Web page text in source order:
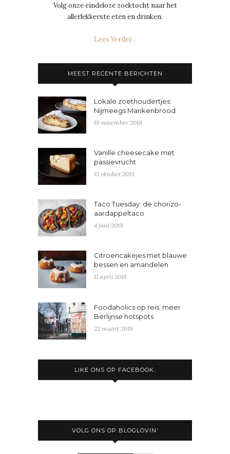
Volg onze eindeloze zoektocht naar het
allerlekkerste eten en drinken.
Lees Verder...
MEEST RECENTE BERICHTEN
Lokale zoethoudertjes:
Nijmeegs Marikenbrood
19 november 2019
Vanille cheesecake met
passievrucht
15 oktober 2019
Taco Tuesday: de chorizo-
aardappeltaco
4 juni 2019
Citroencakejes met blauwe
bessen en amandelen
11 april 2019
Foodaholics op reis: meer
Berlijnse hotspots
22 maart 2019
LIKE ONS OP FACEBOOK:
VOLG ONS OP BLOGLOVIN’